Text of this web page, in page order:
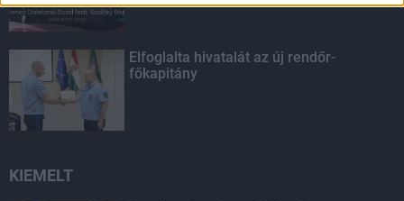
Elfoglalta hivatalát az új rendőr-
főkapitány
KIEMELT